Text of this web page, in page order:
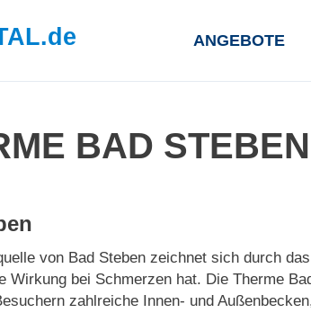
NAVIGATION
ANGEBOTE
BAD STEBEN
von Bad Steben zeichnet sich durch
Wirkung bei Schmerzen hat. Die Therme
zahlreiche Innen- und